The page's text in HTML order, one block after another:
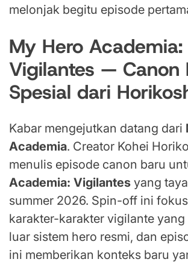
melonjak begitu episode
My Hero Academia:
Vigilantes — Canon
Spesial dari
Kabar mengejutkan datang dari
Academia. Creator Kohei
menulis episode canon baru
Academia: Vigilantes yang
summer 2026. Spin-off ini
karakter-karakter vigilante
luar sistem hero resmi, dan
ini memberikan konteks baru